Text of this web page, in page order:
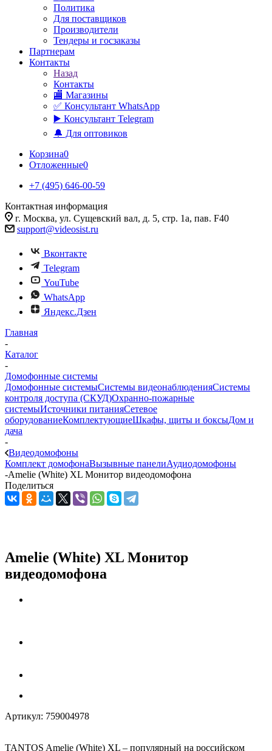
Политика
Для поставщиков
Производители
Тендеры и госзаказы
Партнерам
Контакты
Назад
Контакты
🏬 Магазины
✅️ Консультант WhatsApp
▶️ Консультант Telegram
🔔 Для оптовиков
Корзина0
Отложенные0
+7 (495) 646-00-59
Контактная информация
г. Москва, ул. Сущевский вал, д. 5, стр. 1а, пав. F40
support@videosist.ru
Вконтакте
Telegram
YouTube
WhatsApp
Яндекс.Дзен
Главная
-
Каталог
-
Домофонные системы
Домофонные системыСистемы видеонаблюденияСистемы
контроля доступа (СКУД)Охранно-пожарные
системыИсточники питанияСетевое
оборудованиеКомплектующиеШкафы, щиты и боксыДом и
дача
-
Видеодомофоны
Комплект домофонаВызывные панелиАудиодомофоны
-Amelie (White) XL Монитор видеодомофона
Поделиться
Amelie (White) XL Монитор
видеодомофона
Артикул: 759004978
TANTOS Amelie (White) XL – популярный на российском